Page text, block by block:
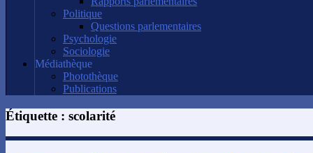
Politique
Questions parlementaires
Psychologie
Sociologie
Médiathèque
Photothèque
Publications
Étiquette : scolarité